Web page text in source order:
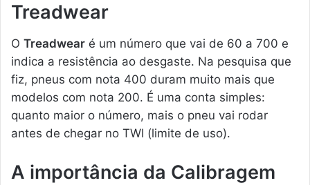
Treadwear
O Treadwear é um número que vai de 60 a 700 e
indica a resistência ao desgaste. Na pesquisa que
fiz, pneus com nota 400 duram muito mais que
modelos com nota 200. É uma conta simples:
quanto maior o número, mais o pneu vai rodar
antes de chegar no TWI (limite de uso).
A importância da Calibragem